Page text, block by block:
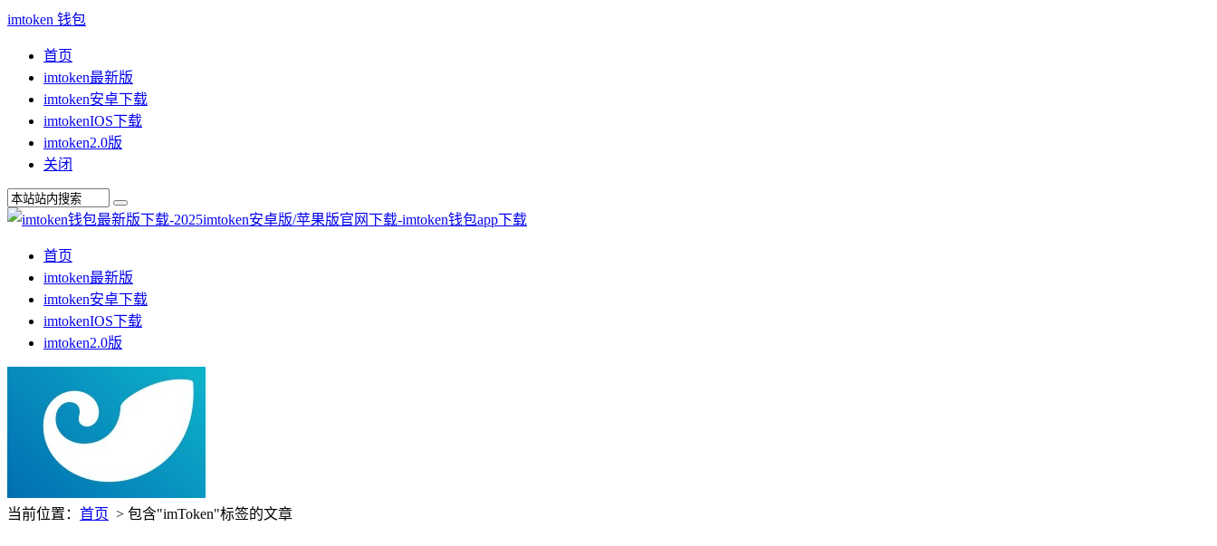
imtoken 钱包
首页
imtoken最新版
imtoken安卓下载
imtokenIOS下载
imtoken2.0版
关闭
首页
imtoken最新版
imtoken安卓下载
imtokenIOS下载
imtoken2.0版
当前位置： 首页 > 包含"imToken"标签的文章